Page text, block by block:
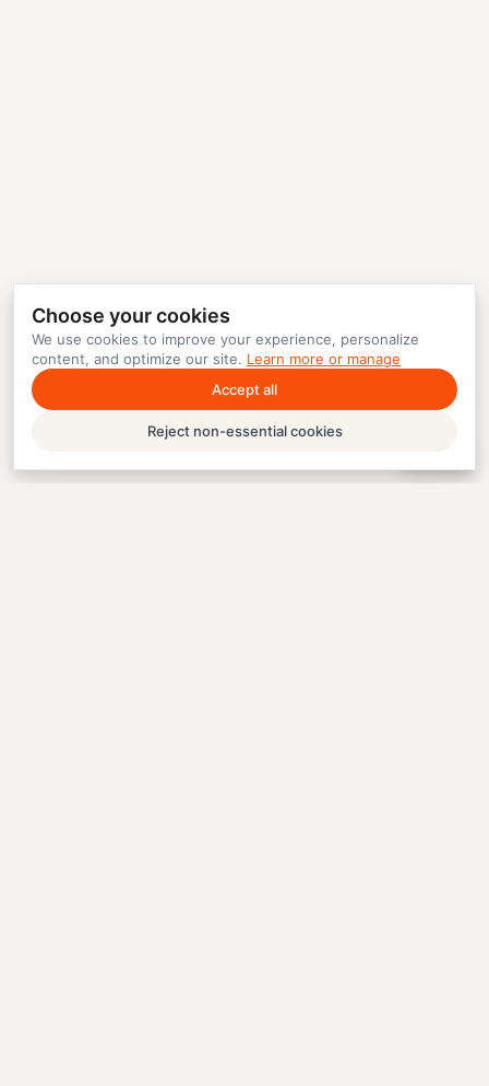
Choose your cookies
We use cookies to improve your experience, personalize
content, and optimize our site. Learn more or manage
Accept all
Reject non-essential cookies